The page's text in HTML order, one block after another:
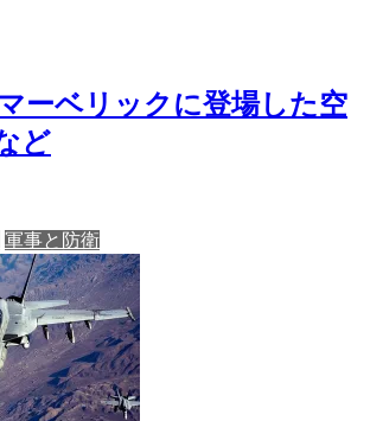
ーベリックに登場した空
ど
軍事と防衛